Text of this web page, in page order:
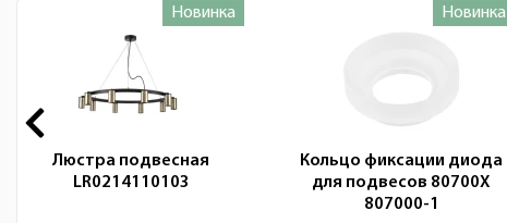
Новинка
Люстра подвесная
LR0214110103
Новинка
Кольцо фиксации диода
для подвесов 80700X
807000-1